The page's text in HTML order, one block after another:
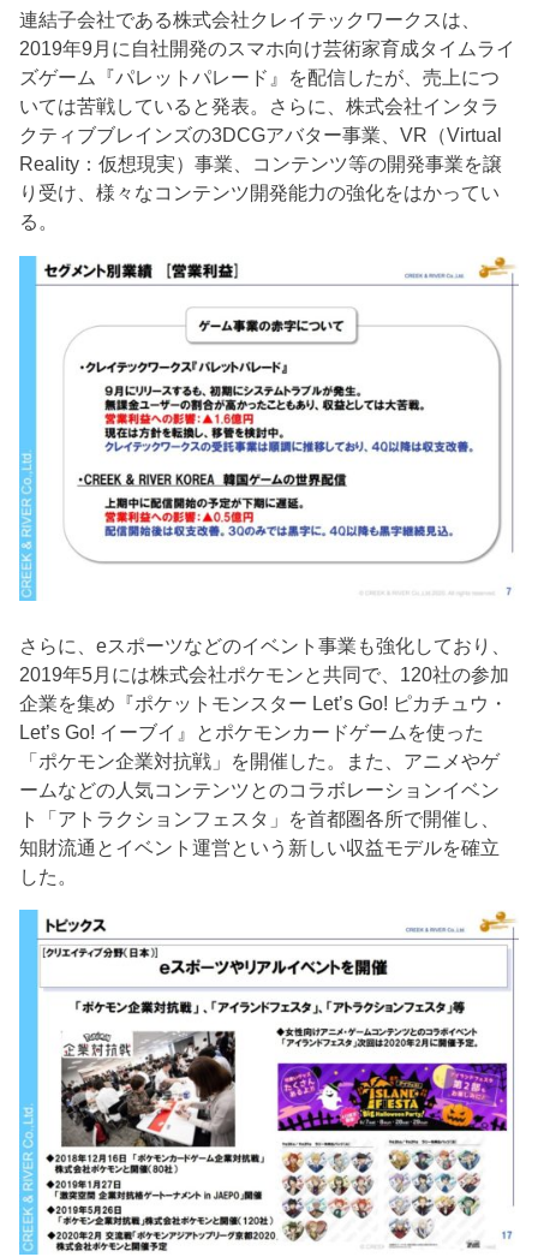
連結子会社である株式会社クレイテックワークスは、
2019年9月に自社開発のスマホ向け芸術家育成タイムライ
ズゲーム『パレットパレード』を配信したが、売上につ
いては苦戦していると発表。さらに、株式会社インタラ
クティブブレインズの3DCGアバター事業、VR（Virtual
Reality：仮想現実）事業、コンテンツ等の開発事業を譲
り受け、様々なコンテンツ開発能力の強化をはかってい
る。
さらに、eスポーツなどのイベント事業も強化しており、
2019年5月には株式会社ポケモンと共同で、120社の参加
企業を集め『ポケットモンスター Let’s Go! ピカチュウ・
Let’s Go! イーブイ』とポケモンカードゲームを使った
「ポケモン企業対抗戦」を開催した。また、アニメやゲ
ームなどの人気コンテンツとのコラボレーションイベン
ト「アトラクションフェスタ」を首都圏各所で開催し、
知財流通とイベント運営という新しい収益モデルを確立
した。